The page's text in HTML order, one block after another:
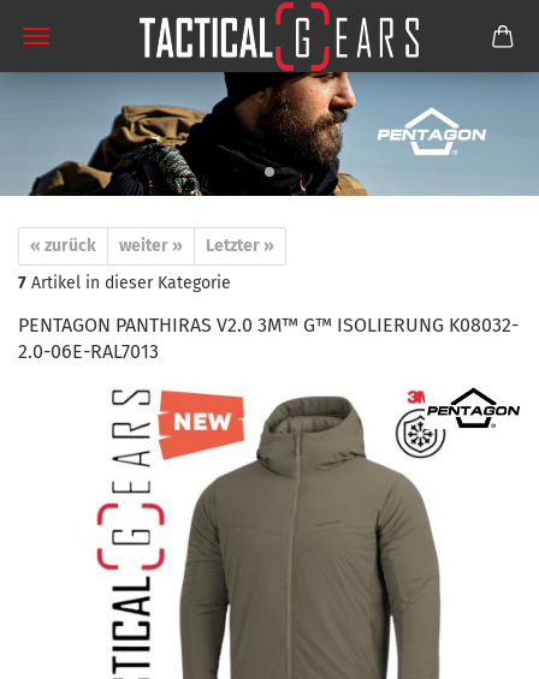
« zurück weiter »
Letzter »
7 Artikel in dieser Kategorie
PENTAGON PANTHIRAS V2.0 3M™ G™ ISOLIERUNG K08032-
2.0-06E-RAL7013